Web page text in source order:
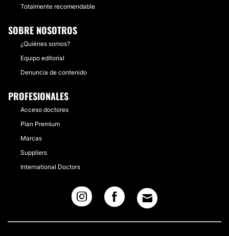
Totalmente recomendable
SOBRE NOSOTROS
¿Quiénes somos?
Equipo editorial
Denuncia de contenido
PROFESIONALES
Acceso doctores
Plan Premium
Marcas
Suppliers
International Doctors